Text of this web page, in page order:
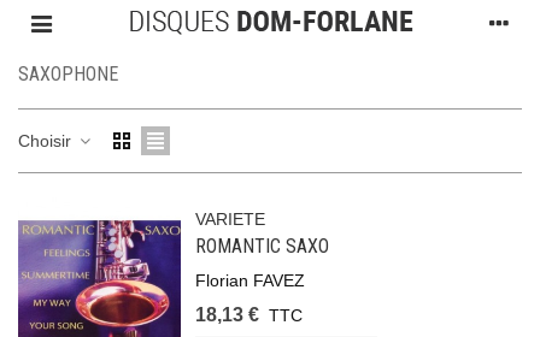
SAXOPHONE
Choisir
VARIETE
ROMANTIC SAXO
Florian FAVEZ
18,13 € TTC